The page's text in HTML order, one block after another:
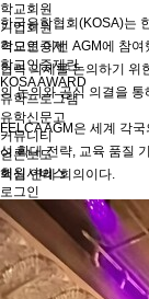
학교회원
기업회원
학교인증제
학교인증제란
KOSA AWARD
유학프로그램
유학신문고
커뮤니티
언론보도
회원서비스
로그인
한국유학협회(KOSA)는
격으로 이번 AGM에 참
협력 의제를 논의하기 위
의 논의와 공식 의결을
FELCA AGM은 세계 각
성 확대 전략, 교육 품질
핵심 연례 회의이다.